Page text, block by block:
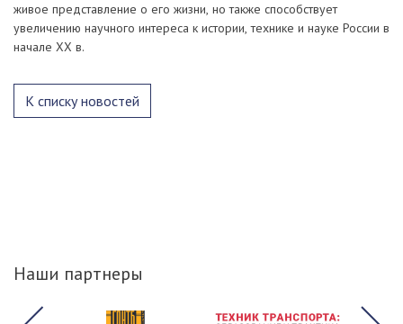
живое представление о его жизни, но также способствует
увеличению научного интереса к истории, технике и науке России в
начале XX в.
К списку новостей
Наши партнеры